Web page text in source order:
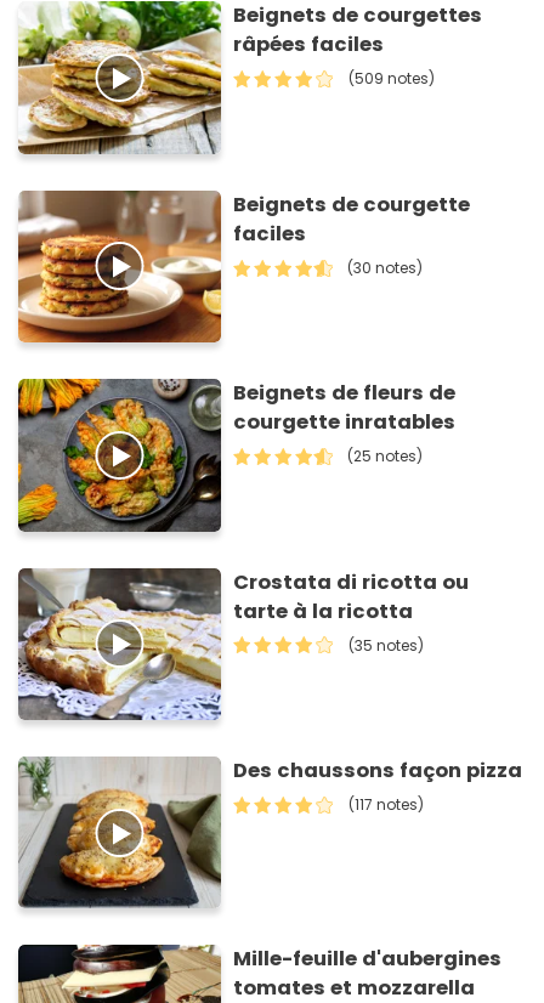
Beignets de courgettes
râpées faciles
(509 notes)
Beignets de courgette
faciles
(30 notes)
Beignets de fleurs de
courgette inratables
(25 notes)
Crostata di ricotta ou
tarte à la ricotta
(35 notes)
Des chaussons façon pizza
(117 notes)
Mille-feuille d'aubergines
tomates et mozzarella